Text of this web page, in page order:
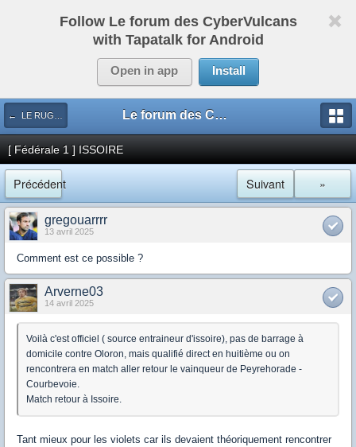
Follow Le forum des CyberVulcans
with Tapatalk for Android
Open in app Install
← LE RUGBY DE CHEZ NOUS Le forum des CyberVulcans
[ Fédérale 1 ] ISSOIRE
Précédent »
Suivant
gregouarrrr
13 avril 2025
Comment est ce possible ?
Arverne03
14 avril 2025
Voilà c'est officiel ( source entraineur d'issoire), pas de barrage à
domicile contre Oloron, mais qualifié direct en huitième ou on
rencontrera en match aller retour le vainqueur de Peyrehorade -
Courbevoie.
Match retour à Issoire.
Tant mieux pour les violets car ils devaient théoriquement rencontrer